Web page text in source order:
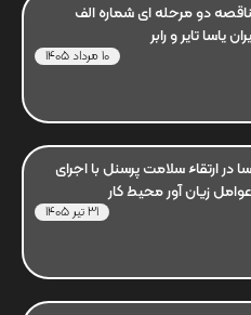
دو مرحله ای شماره الف
10 مرداد 1405
در ارتقاء سلامت پرسنل با اجرای
زیان آور محیط کار
31 تیر 1405